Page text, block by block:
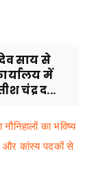
साय से
में
चंद्र द...
का भविष्य
और कांस्य पदकों से